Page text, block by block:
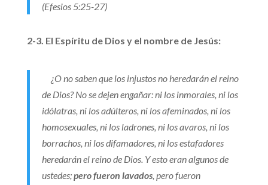
(Efesios 5:25-27)
2-3. El Espíritu de Dios y el nombre de Jesús:
¿O no saben que los injustos no heredarán el reino
de Dios? No se dejen engañar: ni los inmorales, ni los
idólatras, ni los adúlteros, ni los afeminados, ni los
homosexuales, ni los ladrones, ni los avaros, ni los
borrachos, ni los difamadores, ni los estafadores
heredarán el reino de Dios. Y esto eran algunos de
ustedes;pero fueron lavados, pero fueron